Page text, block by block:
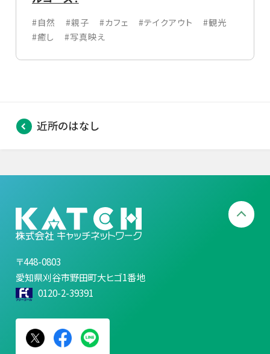
#自然 #親子 #カフェ #テイクアウト
#観光
#癒し
#写真映え
近所のはなし
〒448-0803
愛知県刈谷市野田町大ヒゴ1番地
0120-2-39391